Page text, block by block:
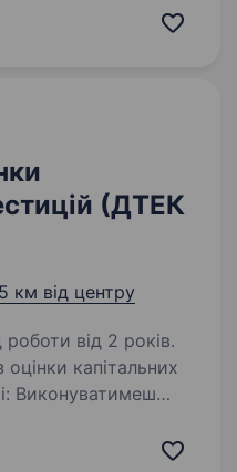
(ДТЕК
км від центру
від 2 років.